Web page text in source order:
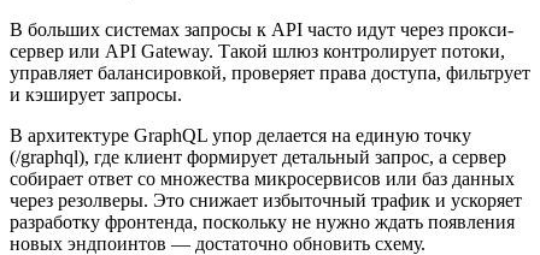
В больших системах запросы к API часто идут через прокси-
сервер или API Gateway. Такой шлюз контролирует потоки,
управляет балансировкой, проверяет права доступа, фильтрует
и кэширует запросы.
В архитектуре GraphQL упор делается на единую точку
(/graphql), где клиент формирует детальный запрос, а сервер
собирает ответ со множества микросервисов или баз данных
через резолверы. Это снижает избыточный трафик и ускоряет
разработку фронтенда, поскольку не нужно ждать появления
новых эндпоинтов — достаточно обновить схему.